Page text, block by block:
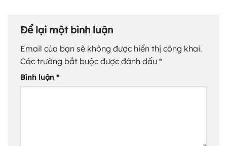
Để lại một bình luận
Email của bạn sẽ không được hiển thị công khai.
Các trường bắt buộc được đánh dấu *
Bình luận *